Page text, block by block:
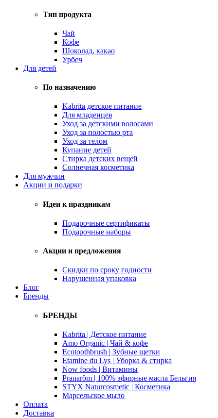
Тип продукта
Чай
Кофе
Шоколад, какао
Урбеч
Для детей
По назначению
Kabrita детское питание
Для младенцев
Уход за детскими волосами
Уход за полостью рта
Уход за телом
Купание детей
Стирка детских вещей
Солнечная косметика
Для мужчин
Акции и подарки
Идеи к праздникам
Подарочные сертификаты
Подарочные наборы
Акции и предложения
Скидки по сроку годности
Нарушенная упаковка
Блог
Бренды
БРЕНДЫ
Kabrita | Детское питание
Amo Organic | Чай & кофе
Ecotoothbrush | Зубные щетки
Etamine du Lys | Уборка & стирка
Now foods | Витамины
Pranarôm | 100% эфирные масла Бельгия
STYX Naturcosmetic | Косметика
Марсельское мыло
Оплата
Доставка